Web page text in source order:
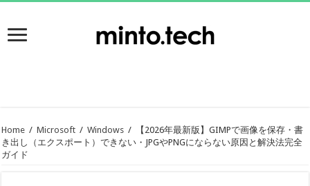
Home / Microsoft / Windows /
【2026年最新版】GIMPで画像を保存・書
き出し（エクスポート）できない・JPGやPNGにならない原因と解決法完全
ガイド